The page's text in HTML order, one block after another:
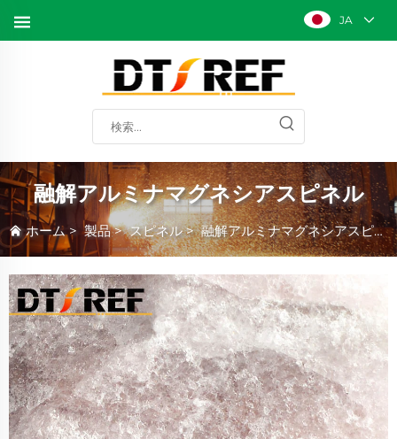
JA
融解アルミナマグネシアスピネル
ホーム>製品>スピネル>融解アルミナマグネシアスピネル